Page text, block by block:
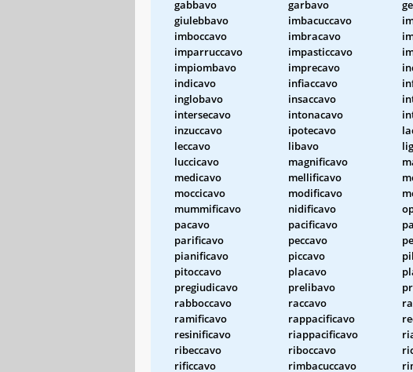
gabbavo
garbavo
giulebbavo
imbacuccavo
imboccavo
imbracavo
imparruccavo
impasticcavo
impiombavo
imprecavo
indicavo
infiaccavo
inglobavo
insaccavo
intersecavo
intonacavo
inzuccavo
ipotecavo
leccavo
libavo
luccicavo
magnificavo
medicavo
mellificavo
moccicavo
modificavo
mummificavo
nidificavo
pacavo
pacificavo
parificavo
peccavo
pianificavo
piccavo
pitoccavo
placavo
pregiudicavo
prelibavo
rabboccavo
raccavo
ramificavo
rappacificavo
resinificavo
riappacificavo
ribeccavo
riboccavo
rificcavo
rimbacuccavo